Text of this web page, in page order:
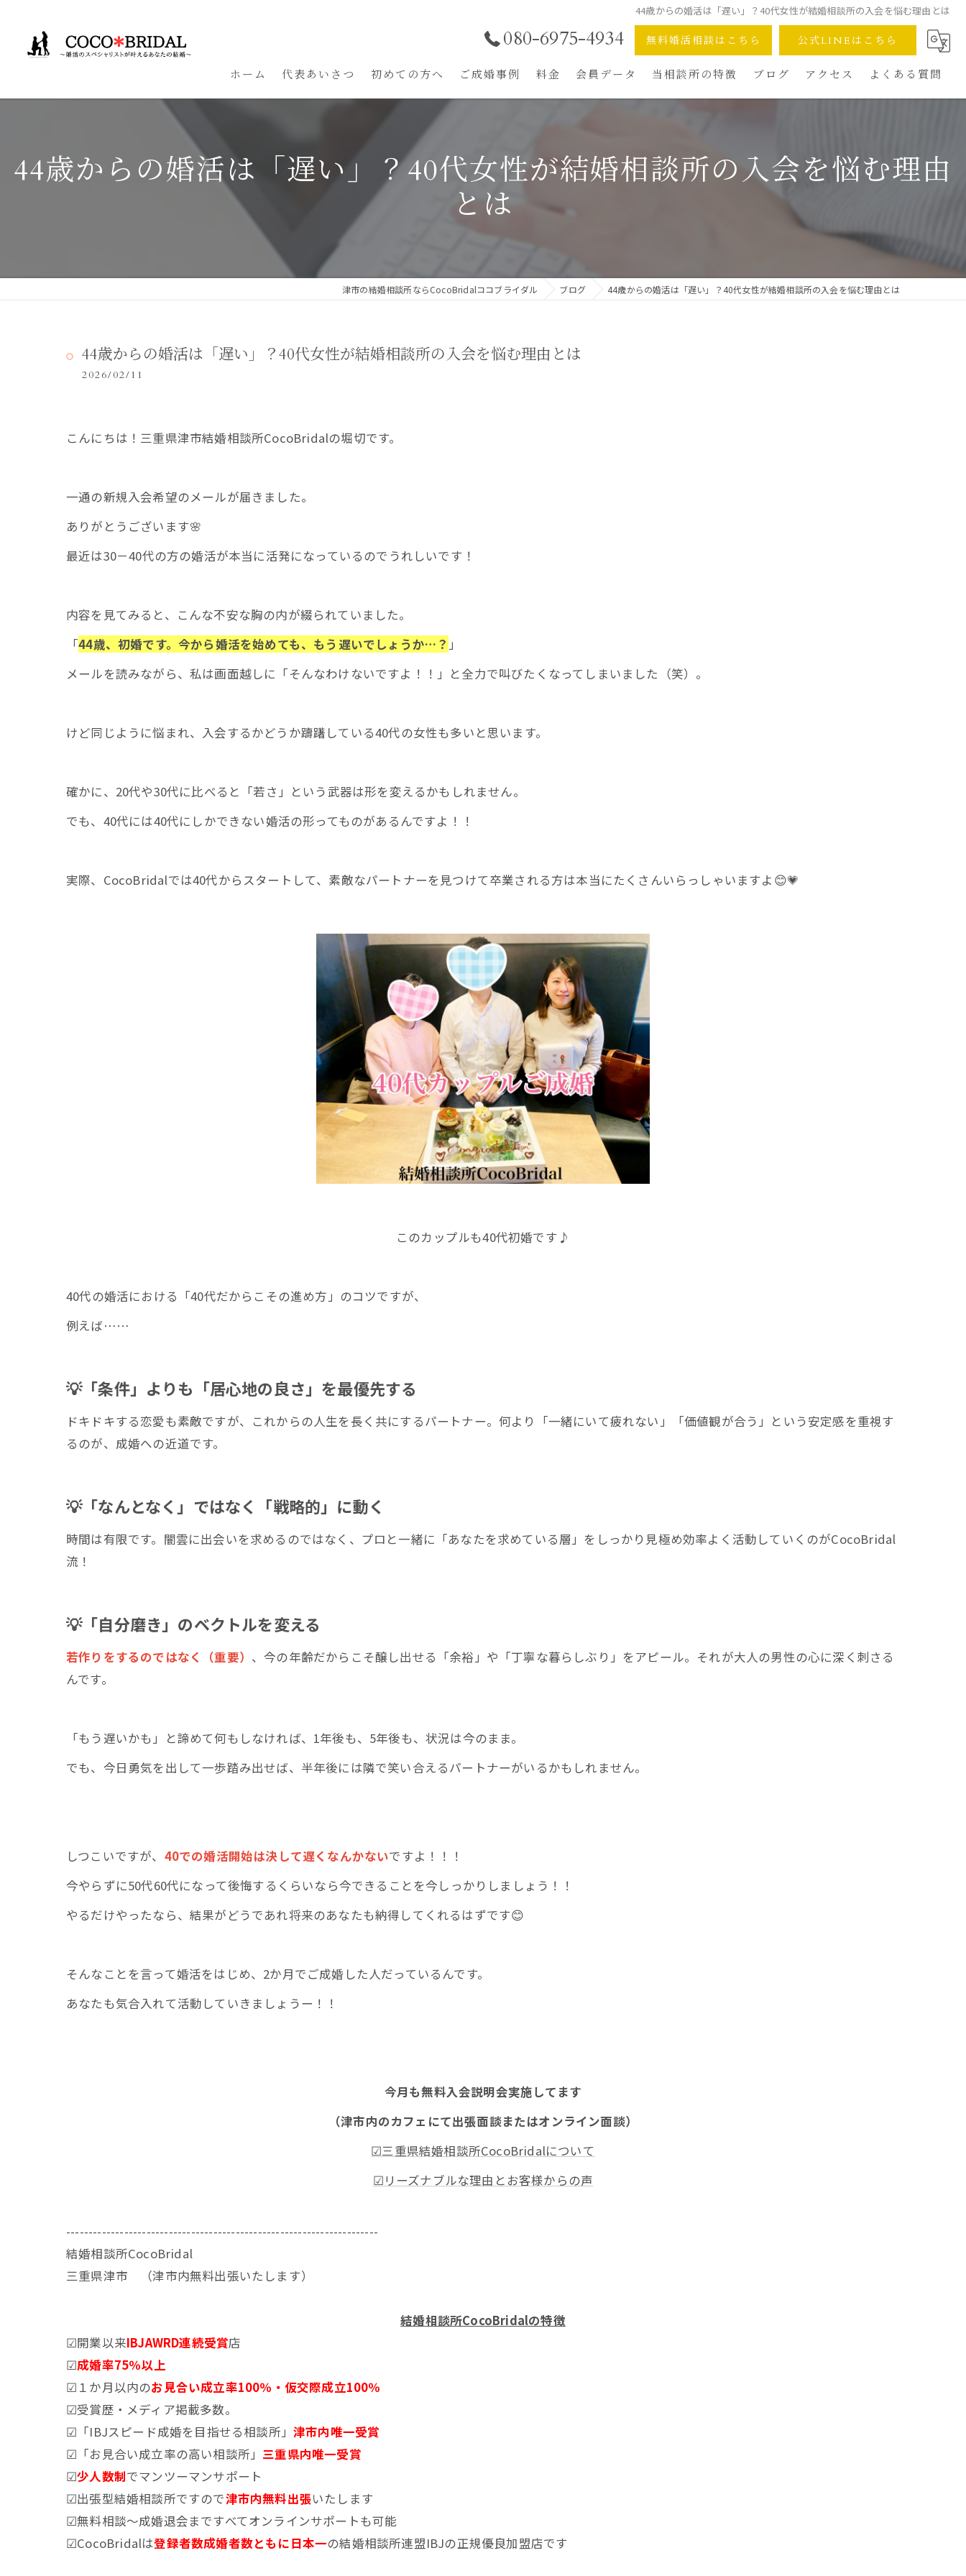
44歳からの婚活は「遅い」？40代女性が結婚相談所の入会を悩む理由とは
080-6975-4934 無料婚活相談はこちら 公式LINEはこちら
ホーム 代表あいさつ 初めての方へ
結婚相談所の選び方
年中無休LINE相談
ご成婚までの流れ
ご成婚事例 料金 会員データ 当相談所の特徴
安心の少人数制
安さへのこだわり
ブログ アクセス よくある質問
44歳からの婚活は「遅い」？40代女性が結婚相談所の入会を悩む理由
とは
津市の結婚相談所ならCocoBridalココブライダル ブログ 44歳からの婚活は「遅い」？40代女性が結婚相談所の入会を悩む理由とは
44歳からの婚活は「遅い」？40代女性が結婚相談所の入会を悩む理由とは
2026/02/11
こんにちは！三重県津市結婚相談所CocoBridalの堀切です。
一通の新規入会希望のメールが届きました。
ありがとうございます🌸
最近は30－40代の方の婚活が本当に活発になっているのでうれしいです！
内容を見てみると、こんな不安な胸の内が綴られていました。
「44歳、初婚です。今から婚活を始めても、もう遅いでしょうか…？ 」
メールを読みながら、私は画面越しに「そんなわけないですよ！！」と全力で叫びたくなってしまいました（笑）。
けど同じように悩まれ、入会するかどうか躊躇している40代の女性も多いと思います。
確かに、20代や30代に比べると「若さ」という武器は形を変えるかもしれません。
でも、40代には40代にしかできない婚活の形ってものがあるんですよ！！
実際、CocoBridalでは40代からスタートして、素敵なパートナーを見つけて卒業される方は本当にたくさんいらっしゃいますよ😊💗
このカップルも40代初婚です♪
40代の婚活における「40代だからこその進め方」のコツですが、
例えば……
💡「条件」よりも「居心地の良さ」を最優先する
ドキドキする恋愛も素敵ですが、これからの人生を長く共にするパートナー。何より「一緒にいて疲れない」「価値観が合う」という安定感を重視す
るのが、成婚への近道です。
💡「なんとなく」ではなく「戦略的」に動く
時間は有限です。闇雲に出会いを求めるのではなく、プロと一緒に「あなたを求めている層」をしっかり見極め効率よく活動していくのがCocoBridal
流！
💡「自分磨き」のベクトルを変える
若作りをするのではなく（重要） 、今の年齢だからこそ醸し出せる「余裕」や「丁寧な暮らしぶり」をアピール。それが大人の男性の心に深く刺さる
んです。
「もう遅いかも」と諦めて何もしなければ、1年後も、5年後も、状況は今のまま。
でも、今日勇気を出して一歩踏み出せば、半年後には隣で笑い合えるパートナーがいるかもしれません。
しつこいですが、 40での婚活開始は決して遅くなんかないですよ！！！
今やらずに50代60代になって後悔するくらいなら今できることを今しっかりしましょう！！
やるだけやったなら、結果がどうであれ将来のあなたも納得してくれるはずです😊
そんなことを言って婚活をはじめ、2か月でご成婚した人だっているんです。
あなたも気合入れて活動していきましょうー！！
今月も無料入会説明会実施してます
（津市内のカフェにて出張面談またはオンライン面談）
☑三重県結婚相談所CocoBridalについて
☑リーズナブルな理由とお客様からの声
----------------------------------------------------------------------
結婚相談所CocoBridal
三重県津市 （津市内無料出張いたします）
結婚相談所CocoBridalの特徴
☑開業以来IBJAWRD連続受賞店
☑成婚率75％以上
☑１か月以内のお見合い成立率100％・仮交際成立100％
☑受賞歴・メディア掲載多数。
☑「IBJスピード成婚を目指せる相談所」津市内唯一受賞
☑「お見合い成立率の高い相談所」 三重県内唯一受賞
☑少人数制でマンツーマンサポート
☑出張型結婚相談所ですので津市内無料出張いたします
☑無料相談～成婚退会まですべてオンラインサポートも可能
☑CocoBridalは登録者数成婚者数ともに日本一の結婚相談所連盟IBJの正規優良加盟店です